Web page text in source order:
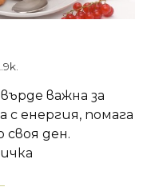
важна за
с енергия, помага
своя ден.